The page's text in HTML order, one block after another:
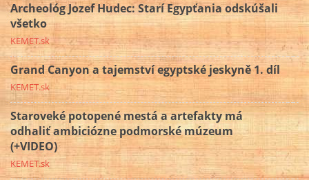
Archeológ Jozef Hudec: Starí Egypťania odskúšali
všetko
KEMET.sk
Grand Canyon a tajemství egyptské jeskyně 1. díl
KEMET.sk
Staroveké potopené mestá a artefakty má
odhaliť ambiciózne podmorské múzeum
(+VIDEO)
KEMET.sk